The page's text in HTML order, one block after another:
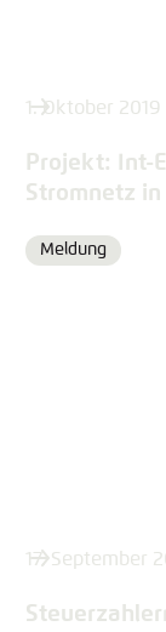
1. Oktober 2019
Projekt: Int-
Stromnetz in
Format
Meldung
17. September